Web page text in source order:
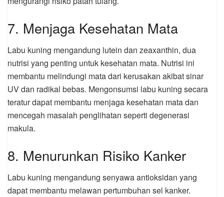
7. Menjaga Kesehatan Mata
Labu kuning mengandung lutein dan zeaxanthin, dua
nutrisi yang penting untuk kesehatan mata. Nutrisi ini
membantu melindungi mata dari kerusakan akibat sinar
UV dan radikal bebas. Mengonsumsi labu kuning secara
teratur dapat membantu menjaga kesehatan mata dan
mencegah masalah penglihatan seperti degenerasi
makula.
8. Menurunkan Risiko Kanker
Labu kuning mengandung senyawa antioksidan yang
dapat membantu melawan pertumbuhan sel kanker.